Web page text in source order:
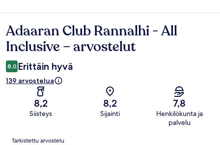
Arvostelut
Adaaran Club Rannalhi - All
Inclusive – arvostelut
8,0 Erittäin hyvä
139 arvostelua
8,2
Siisteys
8,2
Sijainti
7,8
Henkilökunta ja
palvelu
Arvostelut
Tarkistettu arvostelu